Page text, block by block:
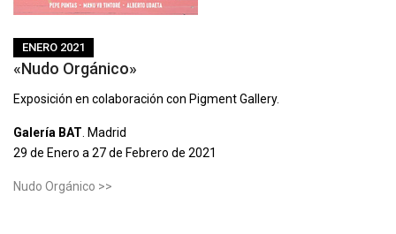
ENERO 2021
«Nudo Orgánico»
Exposición en colaboración con Pigment Gallery.
Galería BAT . Madrid
29 de Enero a 27 de Febrero de 2021
Nudo Orgánico >>